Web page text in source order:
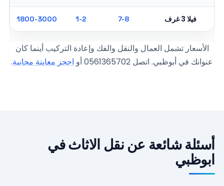
فيلا 3 غرف 7-8
1-2
1800-3000
الأسعار تشمل العمال والنقل والفك وإعادة التركيب أينما كان
عنوانك في أبوظبي. اتصل 0561365702 أو
احجز معاينة مجانية.
أسئلة شائعة عن نقل الاثاث في
ابوظبي